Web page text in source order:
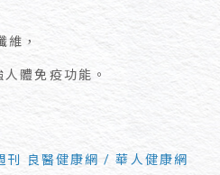
，
體免疫功能。
刊 良醫健康網 / 華人健康網